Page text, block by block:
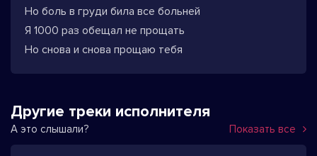
Но боль в груди била все больней
Я 1000 раз обещал не прощать
Но снова и снова прощаю тебя
Другие треки исполнителя
А это слышали? Показать все